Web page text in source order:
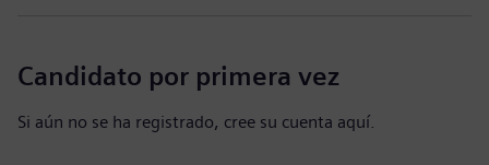
Candidato por primera vez
Si aún no se ha registrado, cree su cuenta aquí.